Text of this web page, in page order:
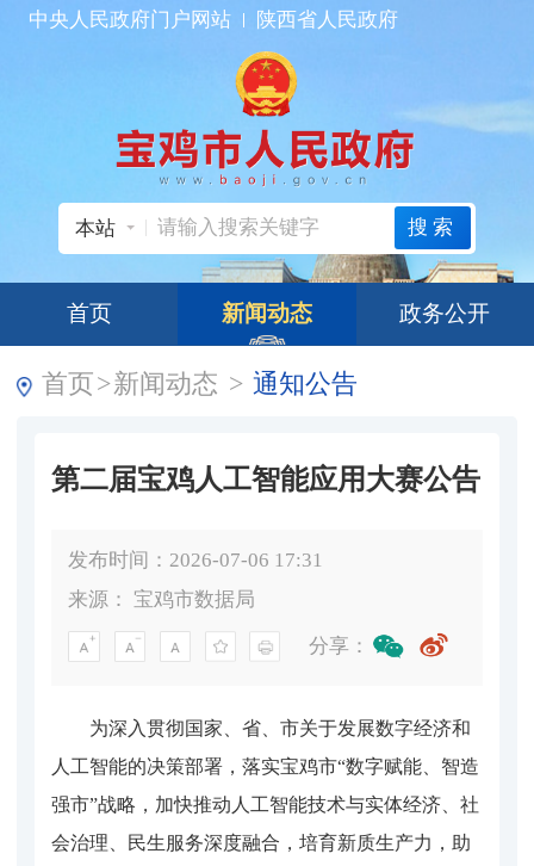
中央人民政府门户网站 陕西省人民政府
本站 搜索
首页 新闻动态 政务公开
首页>新闻动态 > 通知公告
第二届宝鸡人工智能应用大赛公告
发布时间：2026-07-06 17:31
来源： 宝鸡市数据局
分享：
为深入贯彻国家、省、市关于发展数字经济和
人工智能的决策部署，落实宝鸡市“数字赋能、智造
强市”战略，加快推动人工智能技术与实体经济、社
会治理、民生服务深度融合，培育新质生产力，助